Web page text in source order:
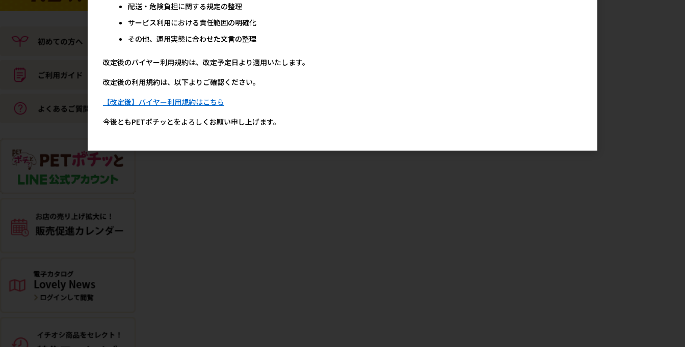
配送・危険負担に関する規定の整理
サービス利用における責任範囲の明確化
その他、運用実態に合わせた文言の整理
改定後のバイヤー利用規約は、改定予定日より適用いたします。
改定後の利用規約は、以下よりご確認ください。
【改定後】バイヤー利用規約はこちら
今後ともPETポチッとをよろしくお願い申し上げます。